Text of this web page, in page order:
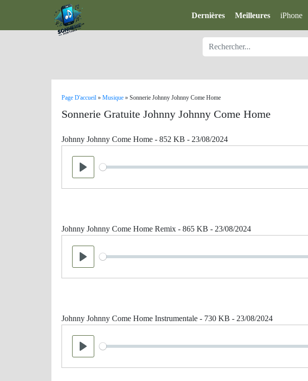
Dernières Meilleures iPhone
Page D'accueil » Musique » Sonnerie Johnny Johnny Come Home
Sonnerie Gratuite Johnny Johnny Come Home
Johnny Johnny Come Home - 852 KB - 23/08/2024
Play
Seek
Johnny Johnny Come Home Remix - 865 KB - 23/08/2024
Play
Seek
Johnny Johnny Come Home Instrumentale - 730 KB - 23/08/2024
Play
Seek